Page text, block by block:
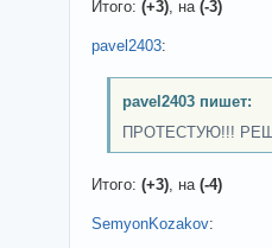
Итого: (+3), на (-3)
pavel2403:
pavel2403 пишет:
ПРОТЕСТУЮ!!!
Итого: (+3) , на (-4)
SemyonKozakov: